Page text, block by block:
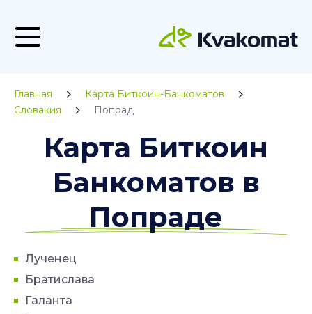
Главная
Карта Биткоин-Банкоматов
Словакия
Попрад
Карта Биткоин
Банкоматов в
Попраде
Лученец
Братислава
Галанта